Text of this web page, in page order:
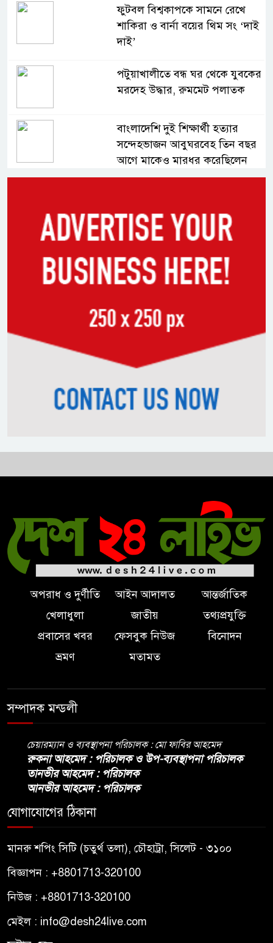
ফুটবল বিশ্বকাপকে সামনে রেখে
শাকিরা ও বার্না বয়ের থিম সং ‘দাই
দাই’
পটুয়াখালীতে বন্ধ ঘর থেকে যুবকের
মরদেহ উদ্ধার, রুমমেট পলাতক
বাংলাদেশি দুই শিক্ষার্থী হত্যার
সন্দেহভাজন আবুঘরবেহ তিন বছর
আগে মাকেও মারধর করেছিলেন
দুর্জয়কেও আলোচনায় আনতে
বললেন তামিম
বিএনপির প্রতি আস্থা হারাচ্ছি:
সংসদে নাহিদ ইসলামের মন্তব্য
নিপীড়নের আশঙ্কা জানালে ভিসা নয়
ট্রাম্পকে ‘রাজার খোঁচা’ দিলেন
অপরাধ ও দুর্ণীতি আইন আদালত
আন্তর্জাতিক
খেলাধুলা
জাতীয়
তথ্যপ্রযুক্তি
প্রবাসের খবর
ফেসবুক নিউজ
বিনোদন
ভ্রমণ
মতামত
সম্পাদক মন্ডলী
চেয়ারম্যান ও ব্যবস্থাপনা পরিচালক : মো ফাবির আহমেদ
রুকনা আহমেদ : পরিচালক ও উপ-ব্যবস্থাপনা পরিচালক
তানভীর আহমেদ : পরিচালক
আনভীর আহমেদ : পরিচালক
যোগাযোগের ঠিকানা
মানরু শপিং সিটি (চতুর্থ তলা), চৌহাট্রা, সিলেট - ৩১০০
বিজ্ঞাপন : +8801713-320100
নিউজ : +8801713-320100
মেইল : info@desh24live.com